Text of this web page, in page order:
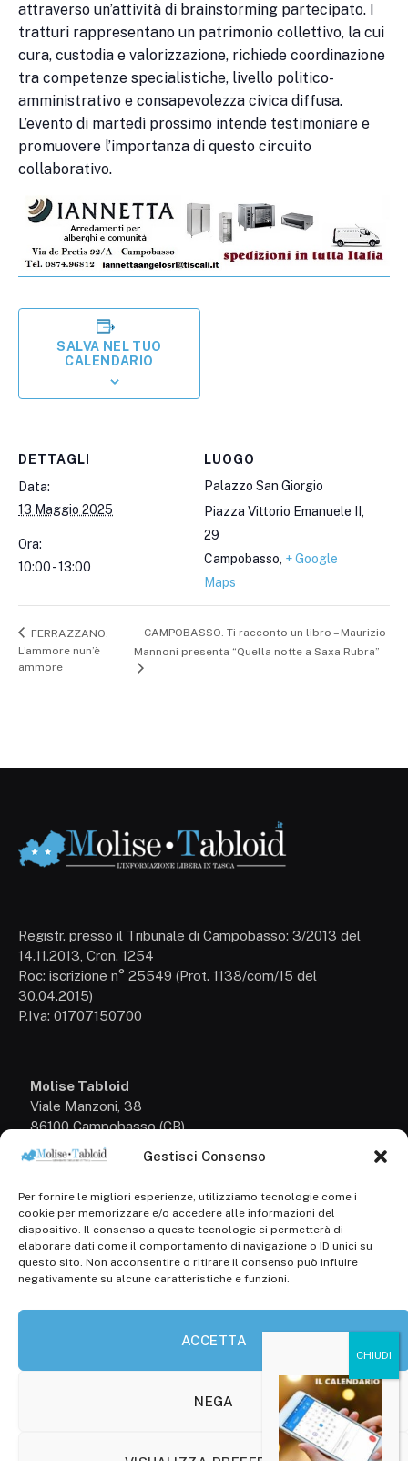
Gestisci Consenso
Per fornire le migliori esperienze, utilizziamo tecnologie come i
cookie per memorizzare e/o accedere alle informazioni del
dispositivo. Il consenso a queste tecnologie ci permetterà di
elaborare dati come il comportamento di navigazione o ID unici su
questo sito. Non acconsentire o ritirare il consenso può influire
negativamente su alcune caratteristiche e funzioni.
ACCETTA
NEGA
attraverso un’attività di brainstorming partecipato. I
tratturi rappresentano un patrimonio collettivo, la cui
cura, custodia e valorizzazione, richiede coordinazione
tra competenze specialistiche, livello politico-
amministrativo e consapevolezza civica diffusa.
L’evento di martedì prossimo intende testimoniare e
promuovere l’importanza di questo circuito
collaborativo.
SALVA NEL TUO
CALENDARIO
DETTAGLI
Data:
13 Maggio 2025
Ora:
10:00 - 13:00
LUOGO
Palazzo San Giorgio
Piazza Vittorio Emanuele II,
29
Campobasso + Google
Maps
FERRAZZANO.
L’ammore nun’è
ammore
CAMPOBASSO. Ti racconto un libro – Maurizio
Mannoni presenta “Quella notte a Saxa Rubra”
Registr. presso il Tribunale di Campobasso: 3/2013 del
14.11.2013, Cron. 1254
Roc: iscrizione n° 25549 (Prot. 1138/com/15 del
30.04.2015)
P.Iva: 01707150700
Molise Tabloid
Viale Manzoni, 38
86100 Campobasso (CB)
+39 3333169466
Scrivici a:
info@molisetabloid.it
commerciale@molisetabloid.it
Disclaimer